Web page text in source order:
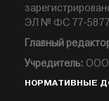
ЭЛ № ФС 77-
Главный
Учредитель: ООО
НОРМАТИВНЫЕ